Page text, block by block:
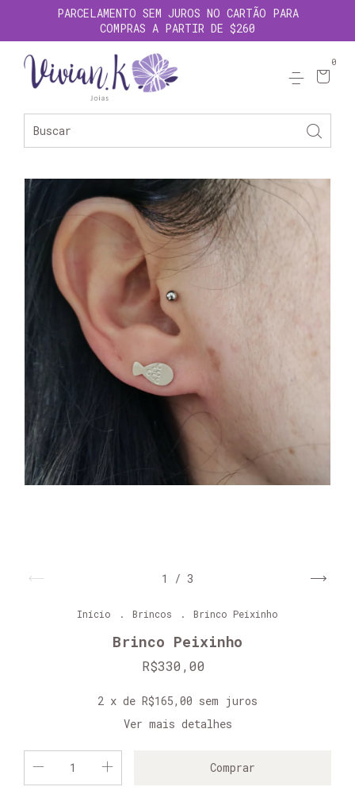
PARCELAMENTO SEM JUROS NO CARTÃO PARA
COMPRAS A PARTIR DE $260
0
1 / 3
Início . Brincos . Brinco Peixinho
Brinco Peixinho
R$330,00
2 x de R$165,00 sem juros
Ver mais detalhes